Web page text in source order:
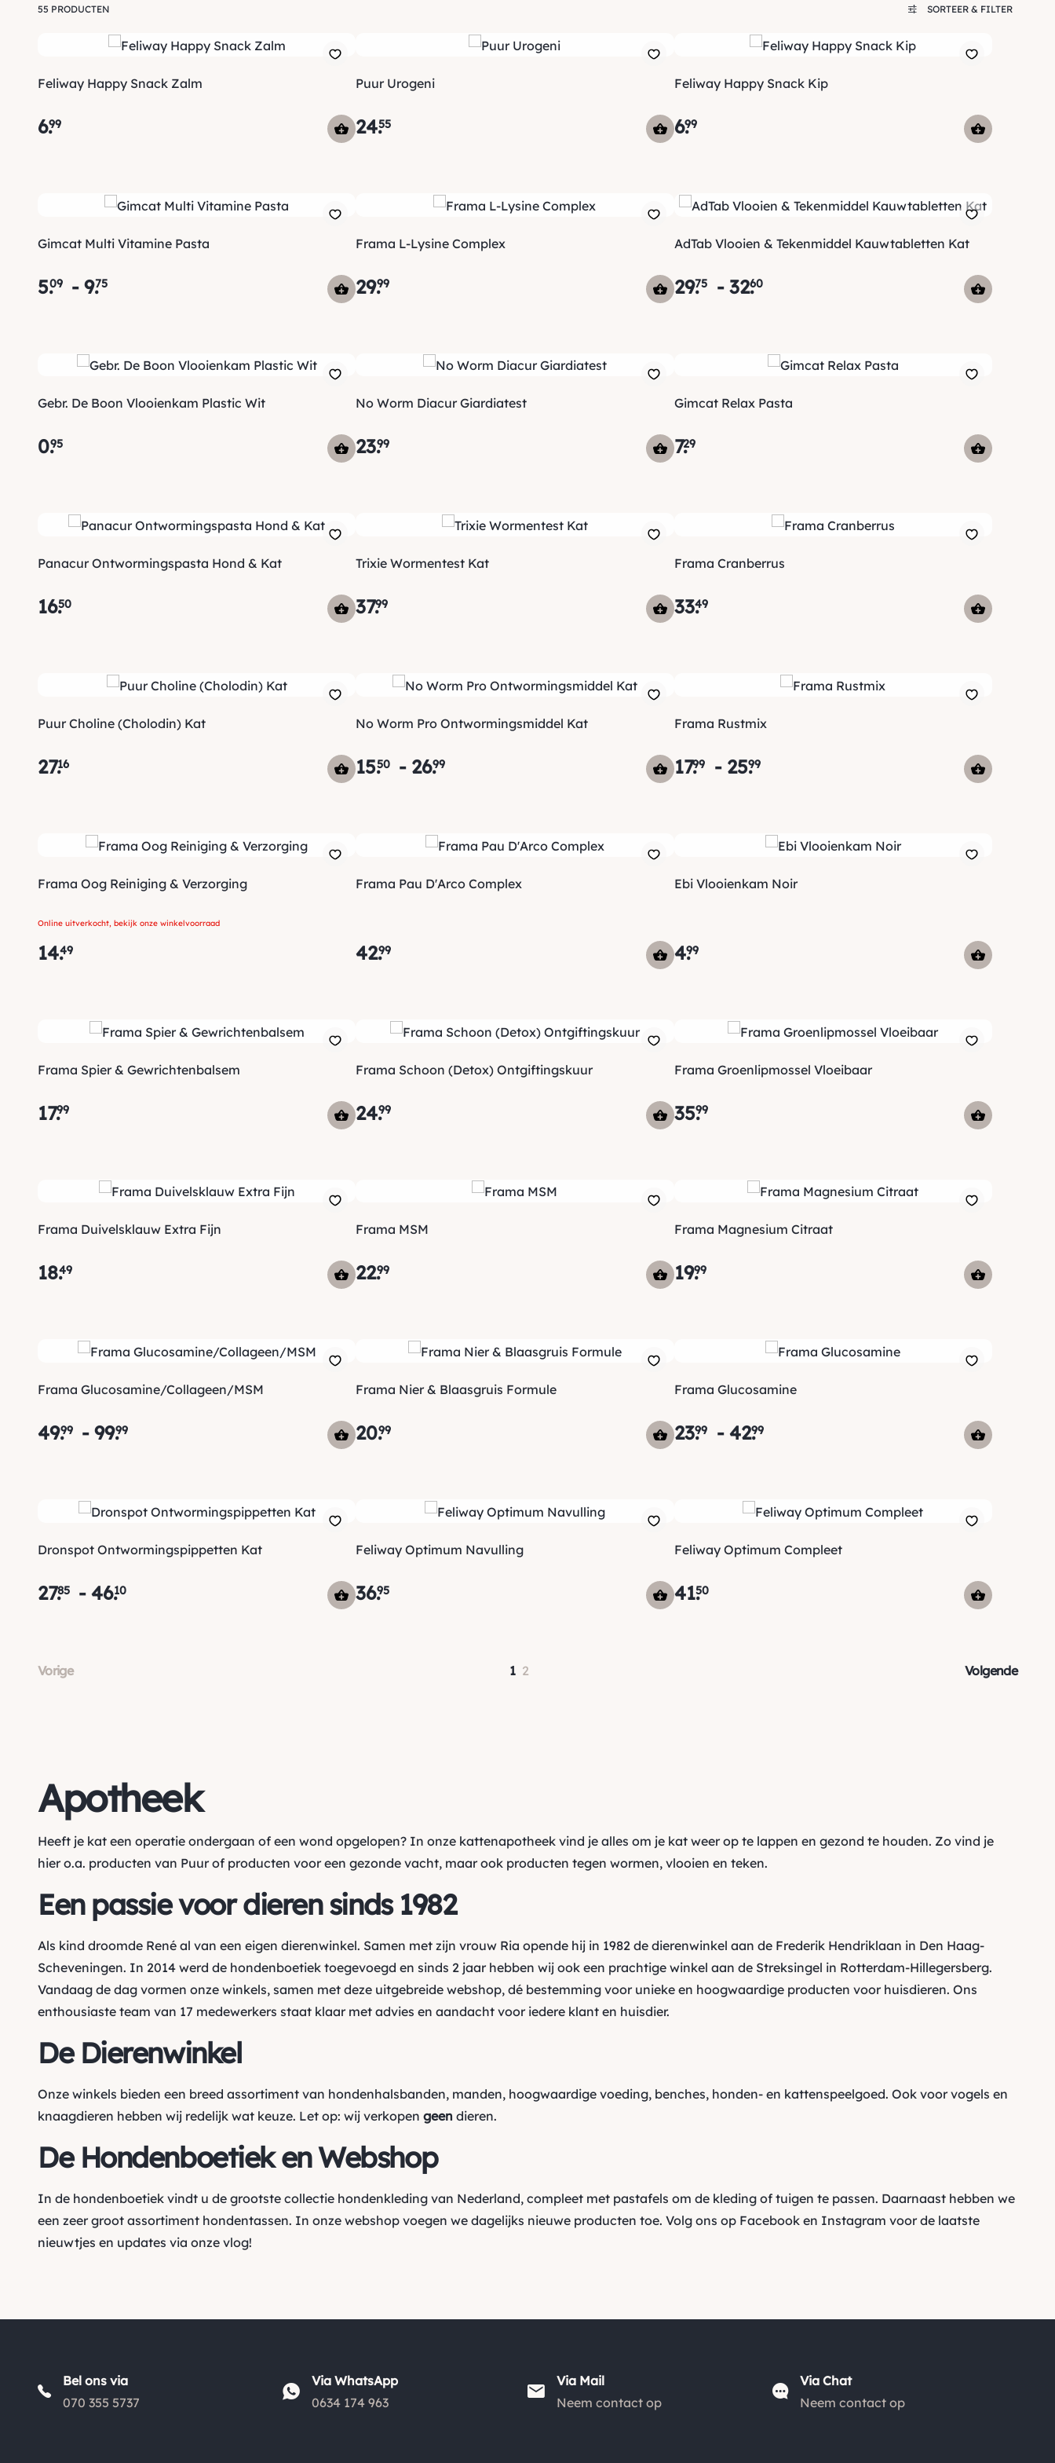
55 PRODUCTEN SORTEER & FILTER
Feliway Happy Snack Zalm
6.99
Puur Urogeni
24.
55
Feliway Happy Snack Kip
6.99
Gimcat Multi Vitamine Pasta
5.09 - 9.75
Frama L-Lysine Complex
29.99
AdTab Vlooien & Tekenmiddel Kauwtabletten Kat
29.75 - 32.60
Gebr. De Boon Vlooienkam Plastic Wit
0.95
No Worm Diacur Giardiatest
23.
99
Gimcat Relax Pasta
7.29
Panacur Ontwormingspasta Hond & Kat
16.50
Trixie Wormentest Kat
37.99
Frama Cranberrus
33.49
Puur Choline (Cholodin) Kat
27.16
No Worm Pro Ontwormingsmiddel Kat
15.
50 - 26.99
Frama Rustmix
17.99 - 25.99
Frama Oog Reiniging & Verzorging
Online uitverkocht, bekijk onze winkelvoorraad
14.49
Frama Pau D'Arco Complex
42.99
Ebi Vlooienkam Noir
4.99
Frama Spier & Gewrichtenbalsem
17.99
Frama Schoon (Detox) Ontgiftingskuur
24.
99
Frama Groenlipmossel Vloeibaar
35.99
Frama Duivelsklauw Extra Fijn
18.49
Frama MSM
22.99
Frama Magnesium Citraat
19.99
Frama Glucosamine/Collageen/MSM
49.99 - 99.99
Frama Nier & Blaasgruis Formule
20.
99
Frama Glucosamine
23.99 - 42.99
Dronspot Ontwormingspippetten Kat
27.85 - 46.10
Feliway Optimum Navulling
36.95
Feliway Optimum Compleet
41.50
Vorige 1 2 Volgende
Apotheek
Heeft je kat een operatie ondergaan of een wond opgelopen? In onze kattenapotheek vind je alles om je kat weer op te lappen en gezond te houden. Zo vind je
hier o.a. producten van Puurof producten voor een gezonde vacht, maar ook producten tegen wormen, vlooien en teken.
Een passie voor dieren sinds 1982
Als kind droomde René al van een eigen dierenwinkel. Samen met zijn vrouw Ria opende hij in 1982 de dierenwinkel aan de Frederik Hendriklaan in Den Haag-
Scheveningen. In 2014 werd de hondenboetiek toegevoegd en sinds 2 jaar hebben wij ook een prachtige winkel aan de Streksingel in Rotterdam-Hillegersberg.
Vandaag de dag vormen onze winkels, samen met deze uitgebreide webshop, dé bestemming voor unieke en hoogwaardige producten voor huisdieren. Ons
enthousiaste team van 17 medewerkers staat klaar met advies en aandacht voor iedere klant en huisdier.
De Dierenwinkel
Onze winkels bieden een breed assortiment van hondenhalsbanden, manden, hoogwaardige voeding, benches, honden- en kattenspeelgoed. Ook voor vogels en
knaagdieren hebben wij redelijk wat keuze. Let op: wij verkopen geen dieren.
De Hondenboetiek en Webshop
In de hondenboetiek vindt u de grootste collectie hondenkleding van Nederland, compleet met pastafels om de kleding of tuigen te passen. Daarnaast hebben we
een zeer groot assortiment hondentassen. In onze webshop voegen we dagelijks nieuwe producten toe. Volg ons op Facebook en Instagram voor de laatste
nieuwtjes en updates via onze vlog!
Bel ons via
070 355 5737
Via WhatsApp
0634 174 963
Via Mail
Neem contact op
Via Chat
Neem contact op